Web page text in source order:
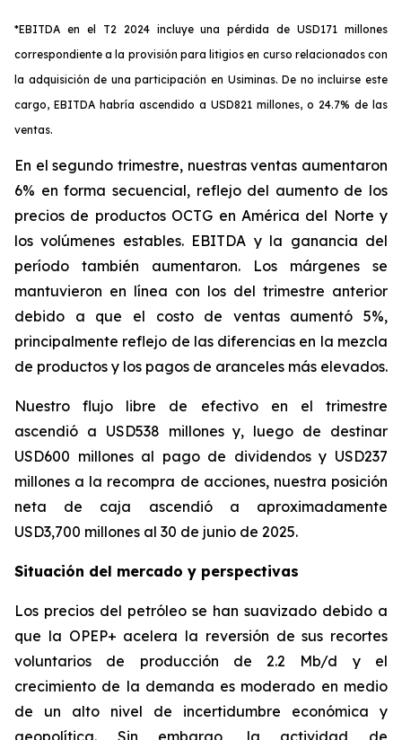
*EBITDA en el T2 2024 incluye una pérdida de USD171 millones
correspondiente a la provisión para litigios en curso relacionados con
la adquisición de una participación en Usiminas. De no incluirse este
cargo, EBITDA habría ascendido a USD821 millones, o 24.7% de las
ventas.
En el segundo trimestre, nuestras ventas aumentaron
6% en forma secuencial, reflejo del aumento de los
precios de productos OCTG en América del Norte y
los volúmenes estables. EBITDA y la ganancia del
período también aumentaron. Los márgenes se
mantuvieron en línea con los del trimestre anterior
debido a que el costo de ventas aumentó 5%,
principalmente reflejo de las diferencias en la mezcla
de productos y los pagos de aranceles más elevados.
Nuestro flujo libre de efectivo en el trimestre
ascendió a USD538 millones y, luego de destinar
USD600 millones al pago de dividendos y USD237
millones a la recompra de acciones, nuestra posición
neta de caja ascendió a aproximadamente
USD3,700 millones al 30 de junio de 2025.
Situación del mercado y perspectivas
Los precios del petróleo se han suavizado debido a
que la OPEP+ acelera la reversión de sus recortes
voluntarios de producción de 2.2 Mb/d y el
crecimiento de la demanda es moderado en medio
de un alto nivel de incertidumbre económica y
geopolítica. Sin embargo, la actividad de